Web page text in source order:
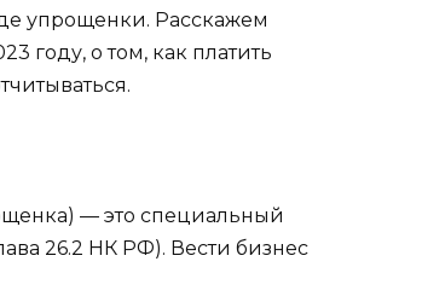
упрощенки. Расскажем
году, о том, как платить
— это специальный
26.2 НК РФ). Вести бизнес